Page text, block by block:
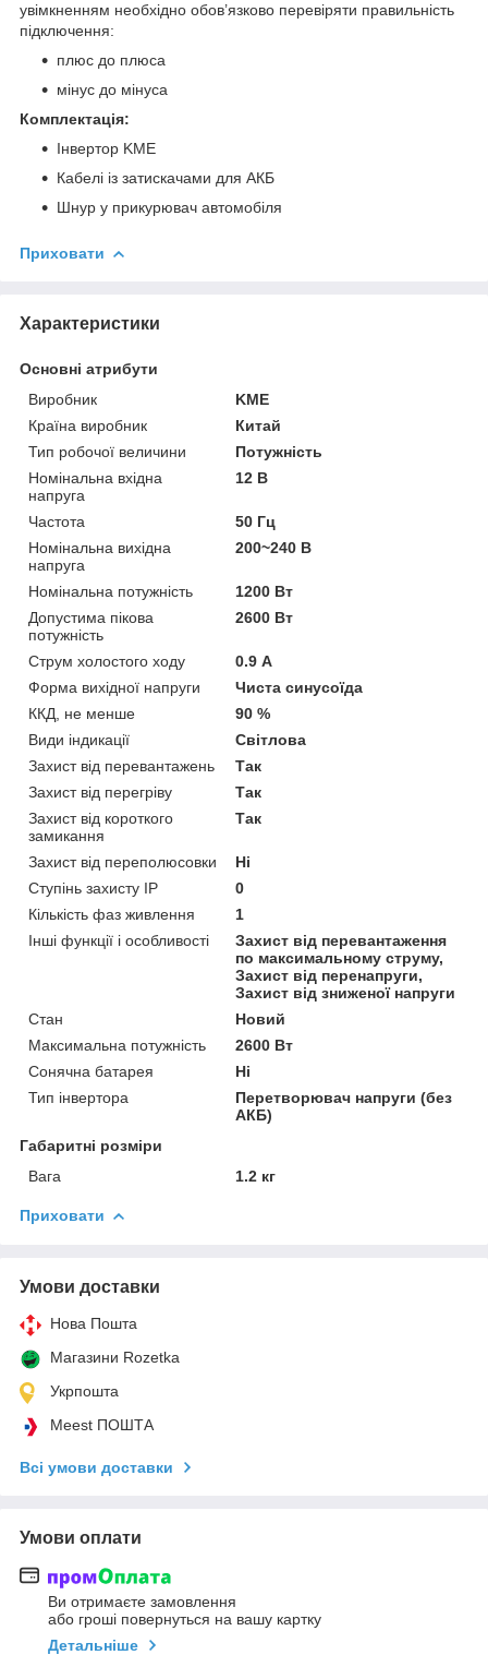
увімкненням необхідно обов’язково перевіряти правильність
підключення:
плюс до плюса
мінус до мінуса
Комплектація:
Інвертор KME
Кабелі із затискачами для АКБ
Шнур у прикурювач автомобіля
Приховати
Характеристики
Основні атрибути
Виробник
KME
Країна виробник
Китай
Тип робочої величини
Потужність
Номінальна вхідна
напруга
12 В
Частота
50 Гц
Номінальна вихідна
напруга
200~240 В
Номінальна потужність
1200 Вт
Допустима пікова
потужність
2600 Вт
Струм холостого ходу
0.9 А
Форма вихідної напруги
Чиста синусоїда
ККД, не менше
90 %
Види індикації
Світлова
Захист від перевантажень
Так
Захист від перегріву
Так
Захист від короткого
замикання
Так
Захист від переполюсовки
Ні
Ступінь захисту IP
0
Кількість фаз живлення
1
Інші функції і особливості
Захист від перевантаження
по максимальному струму,
Захист від перенапруги,
Захист від зниженої напруги
Стан
Новий
Максимальна потужність
2600 Вт
Сонячна батарея
Ні
Тип інвертора
Перетворювач напруги (без
АКБ)
Габаритні розміри
Вага
1.2 кг
Приховати
Умови доставки
Нова Пошта
Магазини Rozetka
Укрпошта
Meest ПОШТА
Всі умови доставки
Умови оплати
Ви отримаєте замовлення
або гроші повернуться на вашу картку
Детальніше